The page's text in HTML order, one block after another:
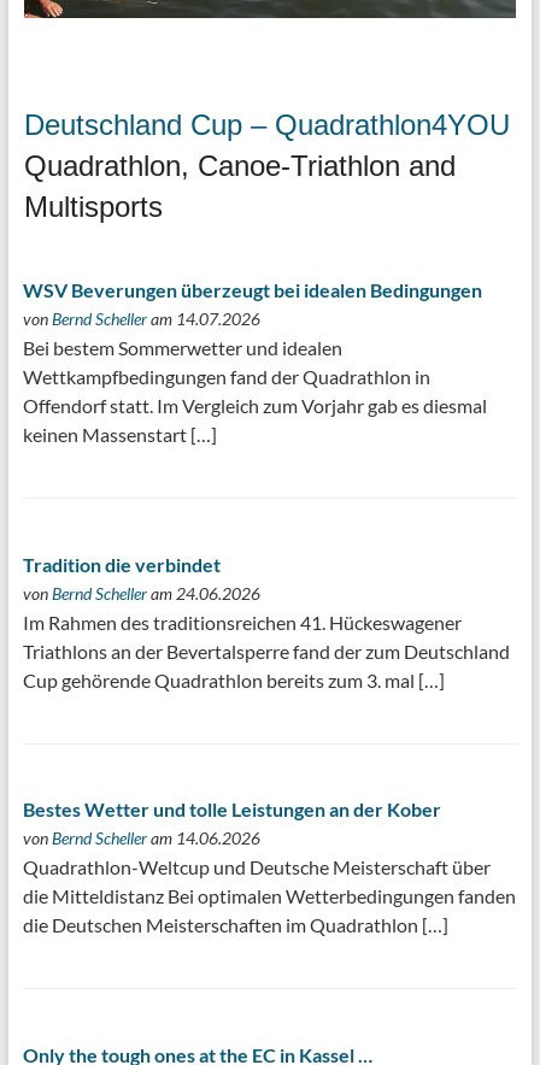
Deutschland Cup – Quadrathlon4YOU
Quadrathlon, Canoe-Triathlon and
Multisports
WSV Beverungen überzeugt bei idealen Bedingungen
vonBernd Schelleram 14.07.2026
Bei bestem Sommerwetter und idealen
Wettkampfbedingungen fand der Quadrathlon in
Offendorf statt. Im Vergleich zum Vorjahr gab es diesmal
keinen Massenstart […]
Tradition die verbindet
vonBernd Schelleram 24.06.2026
Im Rahmen des traditionsreichen 41. Hückeswagener
Triathlons an der Bevertalsperre fand der zum Deutschland
Cup gehörende Quadrathlon bereits zum 3. mal […]
Bestes Wetter und tolle Leistungen an der Kober
vonBernd Schelleram 14.06.2026
Quadrathlon-Weltcup und Deutsche Meisterschaft über
die Mitteldistanz Bei optimalen Wetterbedingungen fanden
die Deutschen Meisterschaften im Quadrathlon […]
Only the tough ones at the EC in Kassel …